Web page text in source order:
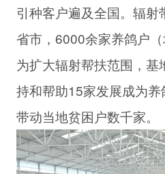
引种客户遍及全国。辐射
省市，6000余家养鸽户（
为扩大辐射帮扶范围，
持和帮助15家发展成为
带动当地贫困户数千家。